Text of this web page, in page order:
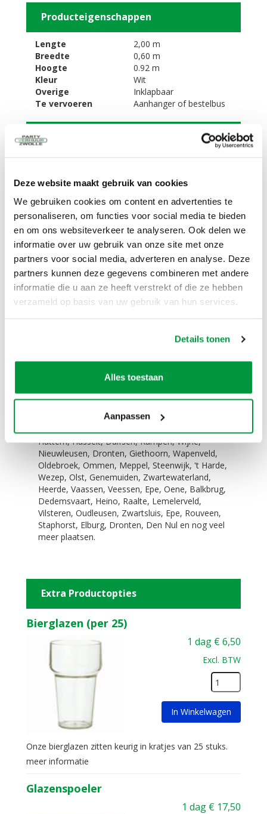
Deze website maakt gebruik van cookies
We gebruiken cookies om content en advertenties te
personaliseren, om functies voor social media te bieden
en om ons websiteverkeer te analyseren. Ook delen we
informatie over uw gebruik van onze site met onze
partners voor social media, adverteren en analyse. Deze
partners kunnen deze gegevens combineren met andere
informatie die u aan ze heeft verstrekt of die ze hebben
verzameld op basis van uw gebruik van hun services.
Details tonen
Alles toestaan
Aanpassen
Producteigenschappen
Lengte
2,00 m
Breedte
0,60 m
Hoogte
0.92 m
Kleur
Wit
Overige
Inklapbaar
Te vervoeren
Aanhanger of bestelbus
Omschrijving
buffet kunt u alvast een voorraad glaswerk met of
zonder drinken klaarzetten. Zo zijn uw gasten snel
voorzien van een drankje. Onder het te huren
buffet is er bergruimte. Ideaal om uw glaswerk en
frisdrankkratten op te bergen. Het te huren buffet
is inklapbaar.
Hoogte onderkant blad is 88 cm
U kunt onze uitschenkbuffetten onder
andere huren voor:
bruiloften
en nog veel meer.....
Zelf ophalen / bezorgen:
Het is mogelijk om dit product te huren en zelf op
huren en tegen een meerprijs te laten bezorgen.
Niet alleen in Zwolle in de verhuur, maar ook in
Hattem, Hasselt, Dalfsen, Kampen, Wijhe,
Nieuwleusen, Dronten, Giethoorn, Wapenveld,
Oldebroek, Ommen, Meppel, Steenwijk, 't Harde,
Wezep, Olst, Genemuiden, Zwartewaterland,
Heerde, Vaassen, Veessen, Epe, Oene, Balkbrug,
Dedemsvaart, Heino, Raalte, Lemelerveld,
Vilsteren, Oudleusen, Zwartsluis, Epe, Rouveen,
Staphorst, Elburg, Dronten, Den Nul en nog veel
meer plaatsen.
Extra Productopties
Bierglazen (per 25)
1 dag €6,50
Excl. BTW
In Winkelwagen
Onze bierglazen zitten keurig in kratjes van 25 stuks.
meer informatie
Glazenspoeler
1 dag € 17,50